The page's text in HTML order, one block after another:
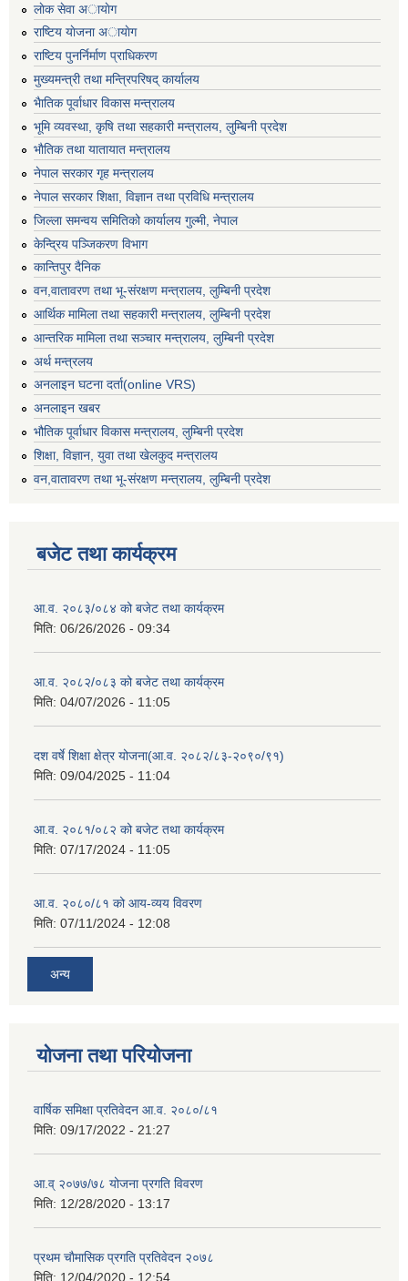
लाेक सेवा अायाेग
राष्टिय याेजना अायाेग
राष्टिय पुनर्निर्माण प्राधिकरण
मुख्यमन्त्री तथा मन्त्रिपरिषद् कार्यालय
भैातिक पूर्वाधार विकास मन्त्रालय
भूमि व्यवस्था, कृषि तथा सहकारी मन्त्रालय, लु्म्बिनी प्रदेश
भाैतिक तथा यातायात मन्त्रालय
नेपाल सरकार गृह मन्त्रालय
नेपाल सरकार शिक्षा, विज्ञान तथा प्रविधि मन्त्रालय
जिल्ला समन्वय समितिको कार्यालय गुल्मी, नेपाल
केन्द्रिय पञ्जिकरण विभाग
कान्तिपुर दैनिक
वन,वातावरण तथा भू-संरक्षण मन्त्रालय, लुम्बिनी प्रदेश
आर्थिक मामिला तथा सहकारी मन्त्रालय, लुम्बिनी प्रदेश
आन्तरिक मामिला तथा सञ्चार मन्त्रालय, लुम्बिनी प्रदेश
अर्थ मन्त्रलय
अनलाइन घटना दर्ता(online VRS)
अनलाइन खबर
भौतिक पूर्वाधार विकास मन्त्रालय, लुम्बिनी प्रदेश
शिक्षा, विज्ञान, युवा तथा खेलकुद मन्‍‍त्रालय
वन,वातावरण तथा भू-संरक्षण मन्त्रालय, लुम्बिनी प्रदेश
बजेट तथा कार्यक्रम
आ.व. २०८३/०८४ को बजेट तथा कार्यक्रम
मिति: 06/26/2026 - 09:34
आ.व. २०८२/०८३ को बजेट तथा कार्यक्रम
मिति: 04/07/2026 - 11:05
दश वर्षे शिक्षा क्षेत्र योजना(आ.व. २०८२/८३-२०९०/९१)
मिति: 09/04/2025 - 11:04
आ.व. २०८१/०८२ को बजेट तथा कार्यक्रम
मिति: 07/17/2024 - 11:05
आ.व. २०८०/८१ को आय-व्यय विवरण
मिति: 07/11/2024 - 12:08
अन्य
योजना तथा परियोजना
वार्षिक समिक्षा प्रतिवेदन आ.व. २०८०/८१
मिति: 09/17/2022 - 21:27
आ.व् २०७७/७८ योजना प्रगति विवरण
मिति: 12/28/2020 - 13:17
प्रथम चाैमासिक प्रगति प्रतिवेदन २०७८
मिति: 12/04/2020 - 12:54